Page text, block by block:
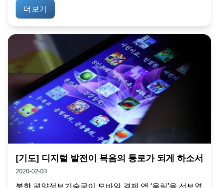
더보기
[기도] 디지털 발전이 복음의 통로가 되게 하소서
2020-02-03